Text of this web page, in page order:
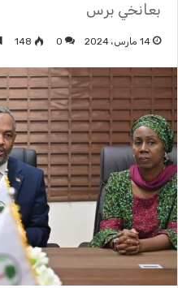
بعانخي برس
14 مارس، 2024 0
148